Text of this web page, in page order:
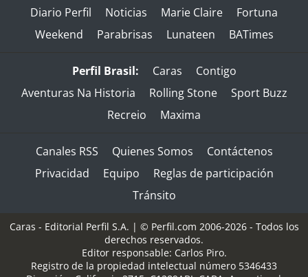
Diario Perfil Noticias Marie Claire
Fortuna
Weekend
Parabrisas Lunateen BATimes
Perfil Brasil: Caras
Contigo
Aventuras Na Historia
Rolling Stone
Sport Buzz
Recreio
Maxima
Canales RSS Quienes Somos
Contáctenos
Privacidad
Equipo
Reglas de participación
Tránsito
Caras - Editorial Perfil S.A. | © Perfil.com 2006-2026 - Todos los
derechos reservados.
Editor responsable: Carlos Piro.
Registro de la propiedad intelectual número 5346433